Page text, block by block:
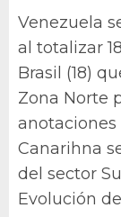
Venezuela
al totalizar
Brasil (18)
Zona Norte
anotaciones
Canarihna
del sector
Evolución